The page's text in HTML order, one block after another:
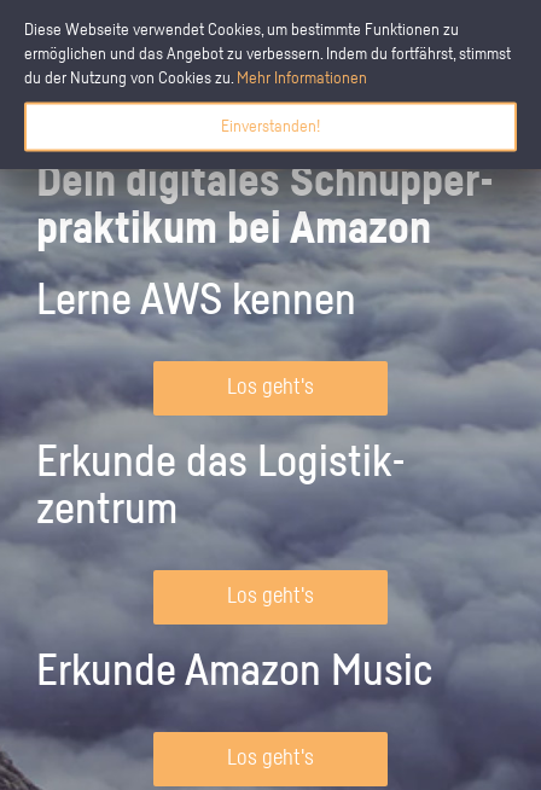
Diese Webseite verwendet Cookies, um bestimmte Funktionen zu
ermöglichen und das Angebot zu verbessern. Indem du fortfährst, stimmst
du der Nutzung von Cookies zu. Mehr Informationen
Einverstanden!
Dein digitales Schnupper­
praktikum bei Amazon
Lerne AWS kennen
Los geht's
Erkunde das Logistik­
zentrum
Los geht's
Erkunde Amazon Music
Los geht's